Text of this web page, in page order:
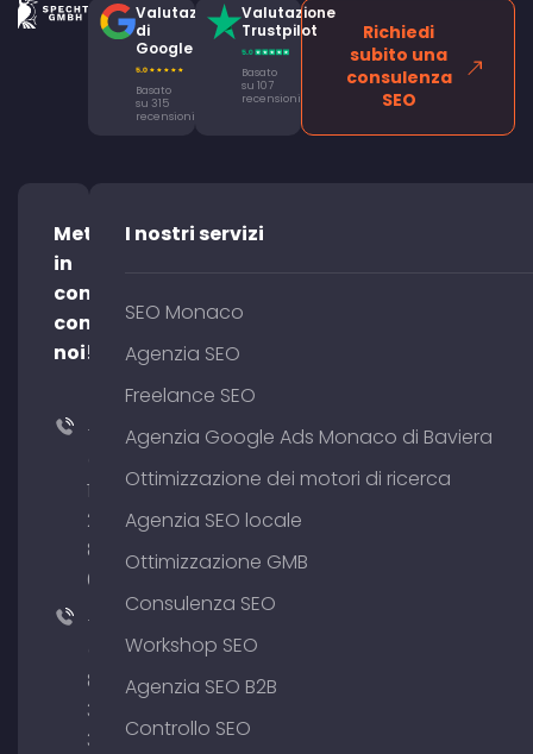
Valutazione
di
Google
Basato
su 315
recensioni
Valutazione
Trustpilot
Basato
su 107
recensioni
Richiedi
subito una
consulenza
SEO
Mettetevi
in
contatto
con
noi!
+49
176
204
801
64
+49
89
380
375
I nostri servizi
SEO Monaco
Agenzia SEO
Freelance SEO
Agenzia Google Ads Monaco di Baviera
Ottimizzazione dei motori di ricerca
Agenzia SEO locale
Ottimizzazione GMB
Consulenza SEO
Workshop SEO
Agenzia SEO B2B
Controllo SEO